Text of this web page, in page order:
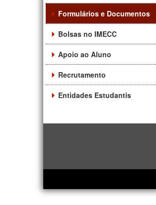
Formulários e Documentos
Bolsas no IMECC
Apoio ao Aluno
Recrutamento
Entidades Estudantis